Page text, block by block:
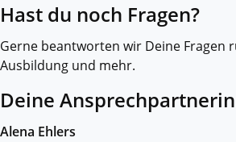
Hast du noch Fragen?
Gerne beantworten wir Deine Fragen
Ausbildung und mehr.
Deine
Alena Ehlers